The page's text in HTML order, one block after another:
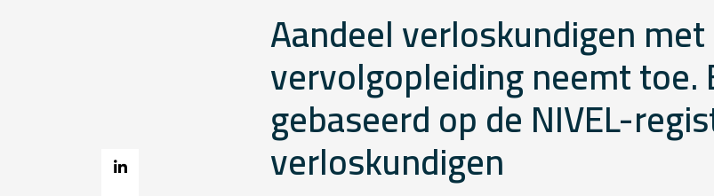
Aandeel verloskundigen
vervolgopleiding neemt toe.
gebaseerd op de NIVEL-
verloskundigen